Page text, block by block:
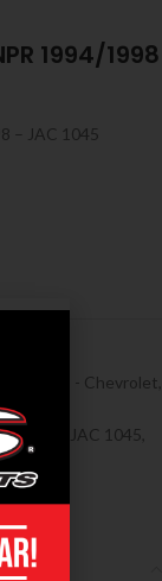
1994/1998
– JAC 1045
Soportes - Chevrolet
1998 - JAC 1045